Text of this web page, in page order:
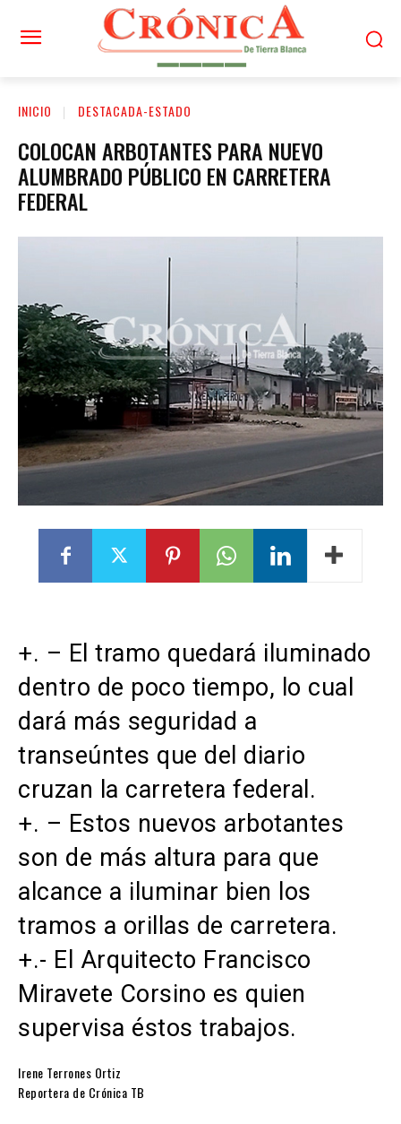
INICIO DESTACADA-ESTADO
COLOCAN ARBOTANTES PARA NUEVO
ALUMBRADO PÚBLICO EN CARRETERA
FEDERAL
+. – El tramo quedará iluminado
dentro de poco tiempo, lo cual
dará más seguridad a
transeúntes que del diario
cruzan la carretera federal.
+. – Estos nuevos arbotantes
son de más altura para que
alcance a iluminar bien los
tramos a orillas de carretera.
+.- El Arquitecto Francisco
Miravete Corsino es quien
supervisa éstos trabajos.
Irene Terrones Ortiz
Reportera de Crónica TB